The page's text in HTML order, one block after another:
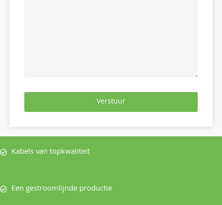
Verstuur
Kabels van topkwaliteit
Een gestroomlijnde productie